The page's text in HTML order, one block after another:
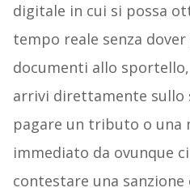
digitale in cui si possa
tempo reale senza
documenti allo
arrivi direttamente sullo
pagare un tributo o una
immediato da ovunque
contestare una